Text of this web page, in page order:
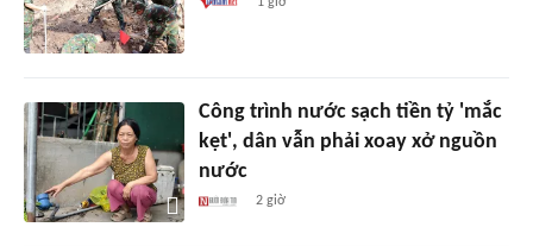
Công trình nước sạch tiền tỷ 'mắc
kẹt', dân vẫn phải xoay xở nguồn
nước
2 giờ